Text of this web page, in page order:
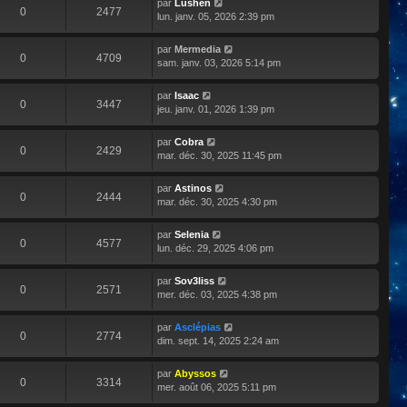
0 2477
par Lushen
lun. janv. 05, 2026 2:39 pm
0 4709
par Mermedia
sam. janv. 03, 2026 5:14 pm
0 3447
par Isaac
jeu. janv. 01, 2026 1:39 pm
0 2429
par Cobra
mar. déc. 30, 2025 11:45 pm
0 2444
par Astinos
mar. déc. 30, 2025 4:30 pm
0 4577
par Selenia
lun. déc. 29, 2025 4:06 pm
0 2571
par Sov3liss
mer. déc. 03, 2025 4:38 pm
0 2774
par Asclépias
dim. sept. 14, 2025 2:24 am
0 3314
par Abyssos
mer. août 06, 2025 5:11 pm